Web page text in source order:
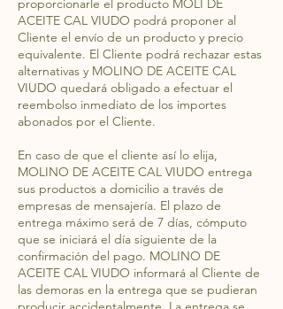
proporcionarle el producto MOLÍ DE
ACEITE CAL VIUDO podrá proponer al
Cliente el envío de un producto y precio
equivalente. El Cliente podrá rechazar estas
alternativas y MOLINO DE ACEITE CAL
VIUDO quedará obligado a efectuar el
reembolso inmediato de los importes
abonados por el Cliente.
En caso de que el cliente así lo elija,
MOLINO DE ACEITE CAL VIUDO entrega
sus productos a domicilio a través de
empresas de mensajería. El plazo de
entrega máximo será de 7 días, cómputo
que se iniciará el día siguiente de la
confirmación del pago. MOLINO DE
ACEITE CAL VIUDO informará al Cliente de
las demoras en la entrega que se pudieran